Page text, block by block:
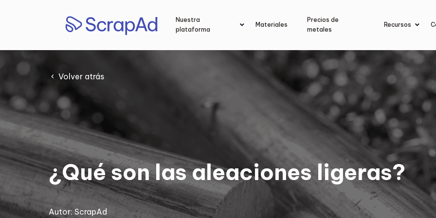
Nuestra
plataforma
Materiales
Precios de
metales
Recursos
Volver atrás
¿Qué son las aleaciones ligeras?
Autor: ScrapAd